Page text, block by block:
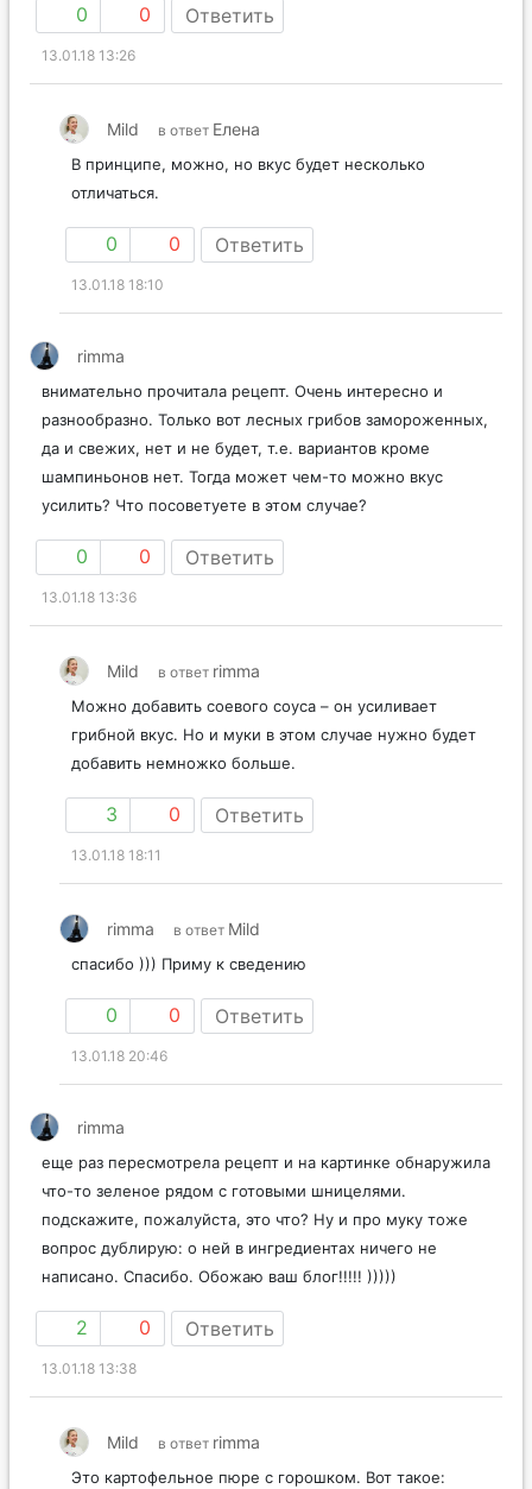
0 0 Ответить
13.01.18 13:26
Mild в ответ Елена
В принципе, можно, но вкус будет несколько
отличаться.
0 0 Ответить
13.01.18 18:10
rimma
внимательно прочитала рецепт. Очень интересно и
разнообразно. Только вот лесных грибов замороженных,
да и свежих, нет и не будет, т.е. вариантов кроме
шампиньонов нет. Тогда может чем-то можно вкус
усилить? Что посоветуете в этом случае?
0 0 Ответить
13.01.18 13:36
Mild в ответ rimma
Можно добавить соевого соуса – он усиливает
грибной вкус. Но и муки в этом случае нужно будет
добавить немножко больше.
3 0 Ответить
13.01.18 18:11
rimma в ответ Mild
спасибо ))) Приму к сведению
0 0 Ответить
13.01.18 20:46
rimma
еще раз пересмотрела рецепт и на картинке обнаружила
что-то зеленое рядом с готовыми шницелями.
подскажите, пожалуйста, это что? Ну и про муку тоже
вопрос дублирую: о ней в ингредиентах ничего не
написано. Спасибо. Обожаю ваш блог!!!!! )))))
2 0 Ответить
13.01.18 13:38
Mild в ответ rimma
Это картофельное пюре с горошком. Вот такое: